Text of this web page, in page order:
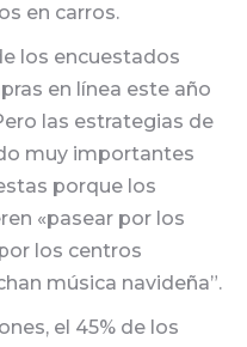
en carros.
los encuestados
en línea este año
las estrategias de
muy importantes
porque los
«pasear por los
los centros
música navideña”.
el 45% de los